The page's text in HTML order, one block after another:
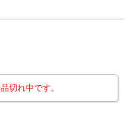
切れ中です。